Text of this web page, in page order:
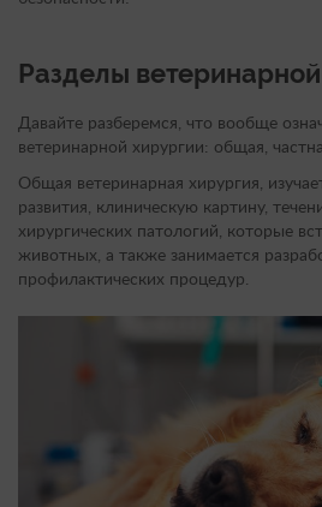
передние конечности, по показаниям
задние конечности, по показаниям
Разделы
Давайте разберемся, что вообще
ветеринарной хирургии: общая,
Общая ветеринарная хирургия,
развития, клиническую картину,
хирургических патологий, которые
животных, а также занимается
профилактических процедур.